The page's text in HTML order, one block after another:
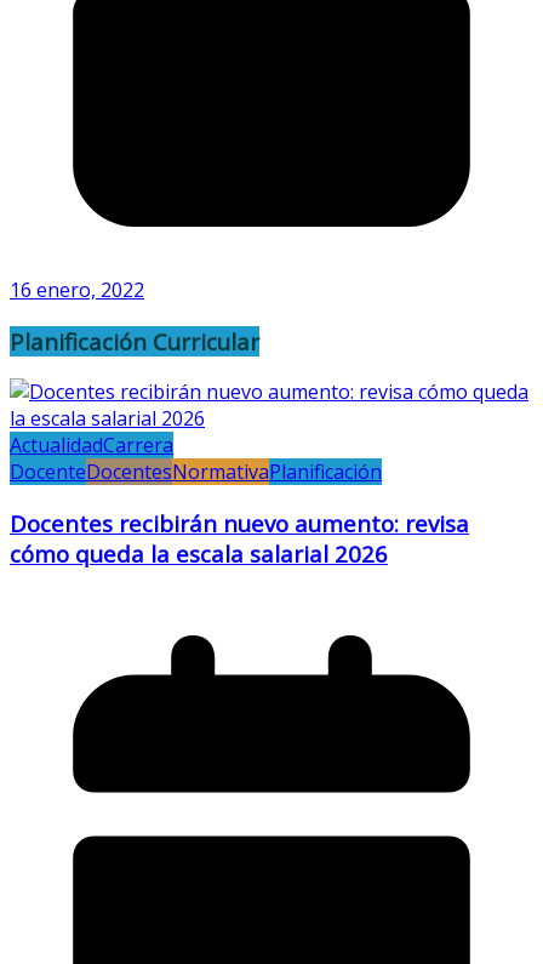
16 enero, 2022
Planificación Curricular
ActualidadCarrera
DocenteDocentesNormativaPlanificación
Docentes recibirán nuevo aumento: revisa
cómo queda la escala salarial 2026